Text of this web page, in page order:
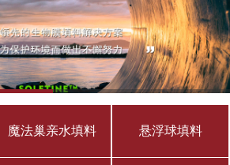
魔法巢亲水填料 悬浮球填料